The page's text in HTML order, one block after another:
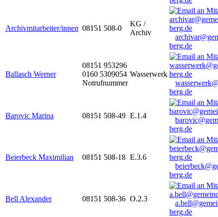
Archivmitarbeiter/innen 08151 508-0
KG /
Archiv
berg.de
Ballasch Werner
08151 953296
0160 5309054
Notrufnummer
Wasserwerk
berg.de
Barovic Marina 08151 508-49 E.1.4
berg.de
Beierbeck Maximilian 08151 508-18 E.3.6
berg.de
Bell Alexander 08151 508-36 O.2.3
berg.de